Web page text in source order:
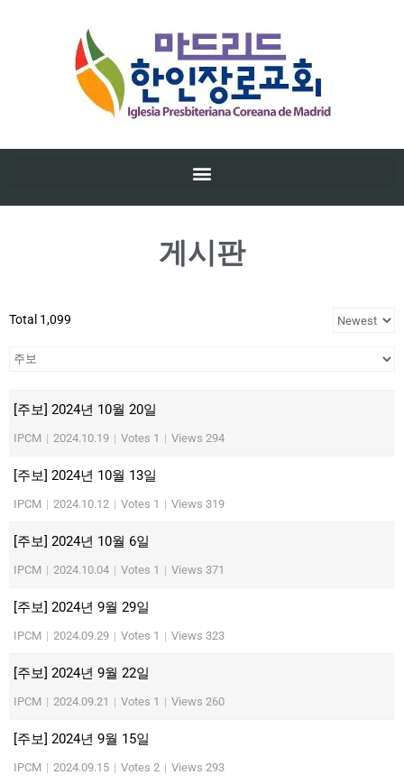
게시판
Total 1,099
[주보] 2024년 10월 20일
IPCM | 2024.10.19 | Votes 1 | Views 294
[주보] 2024년 10월 13일
IPCM | 2024.10.12 | Votes 1 | Views 319
[주보] 2024년 10월 6일
IPCM | 2024.10.04 | Votes 1 | Views 371
[주보] 2024년 9월 29일
IPCM | 2024.09.29 | Votes 1 | Views 323
[주보] 2024년 9월 22일
IPCM | 2024.09.21 | Votes 1 | Views 260
[주보] 2024년 9월 15일
IPCM | 2024.09.15 | Votes 2 | Views 293